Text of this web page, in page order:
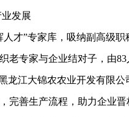
发展
才”专家库，吸纳副高级职
老专家与企业结对子，由
龙江大锦农农业开发有限
完善生产流程，助力企业晋